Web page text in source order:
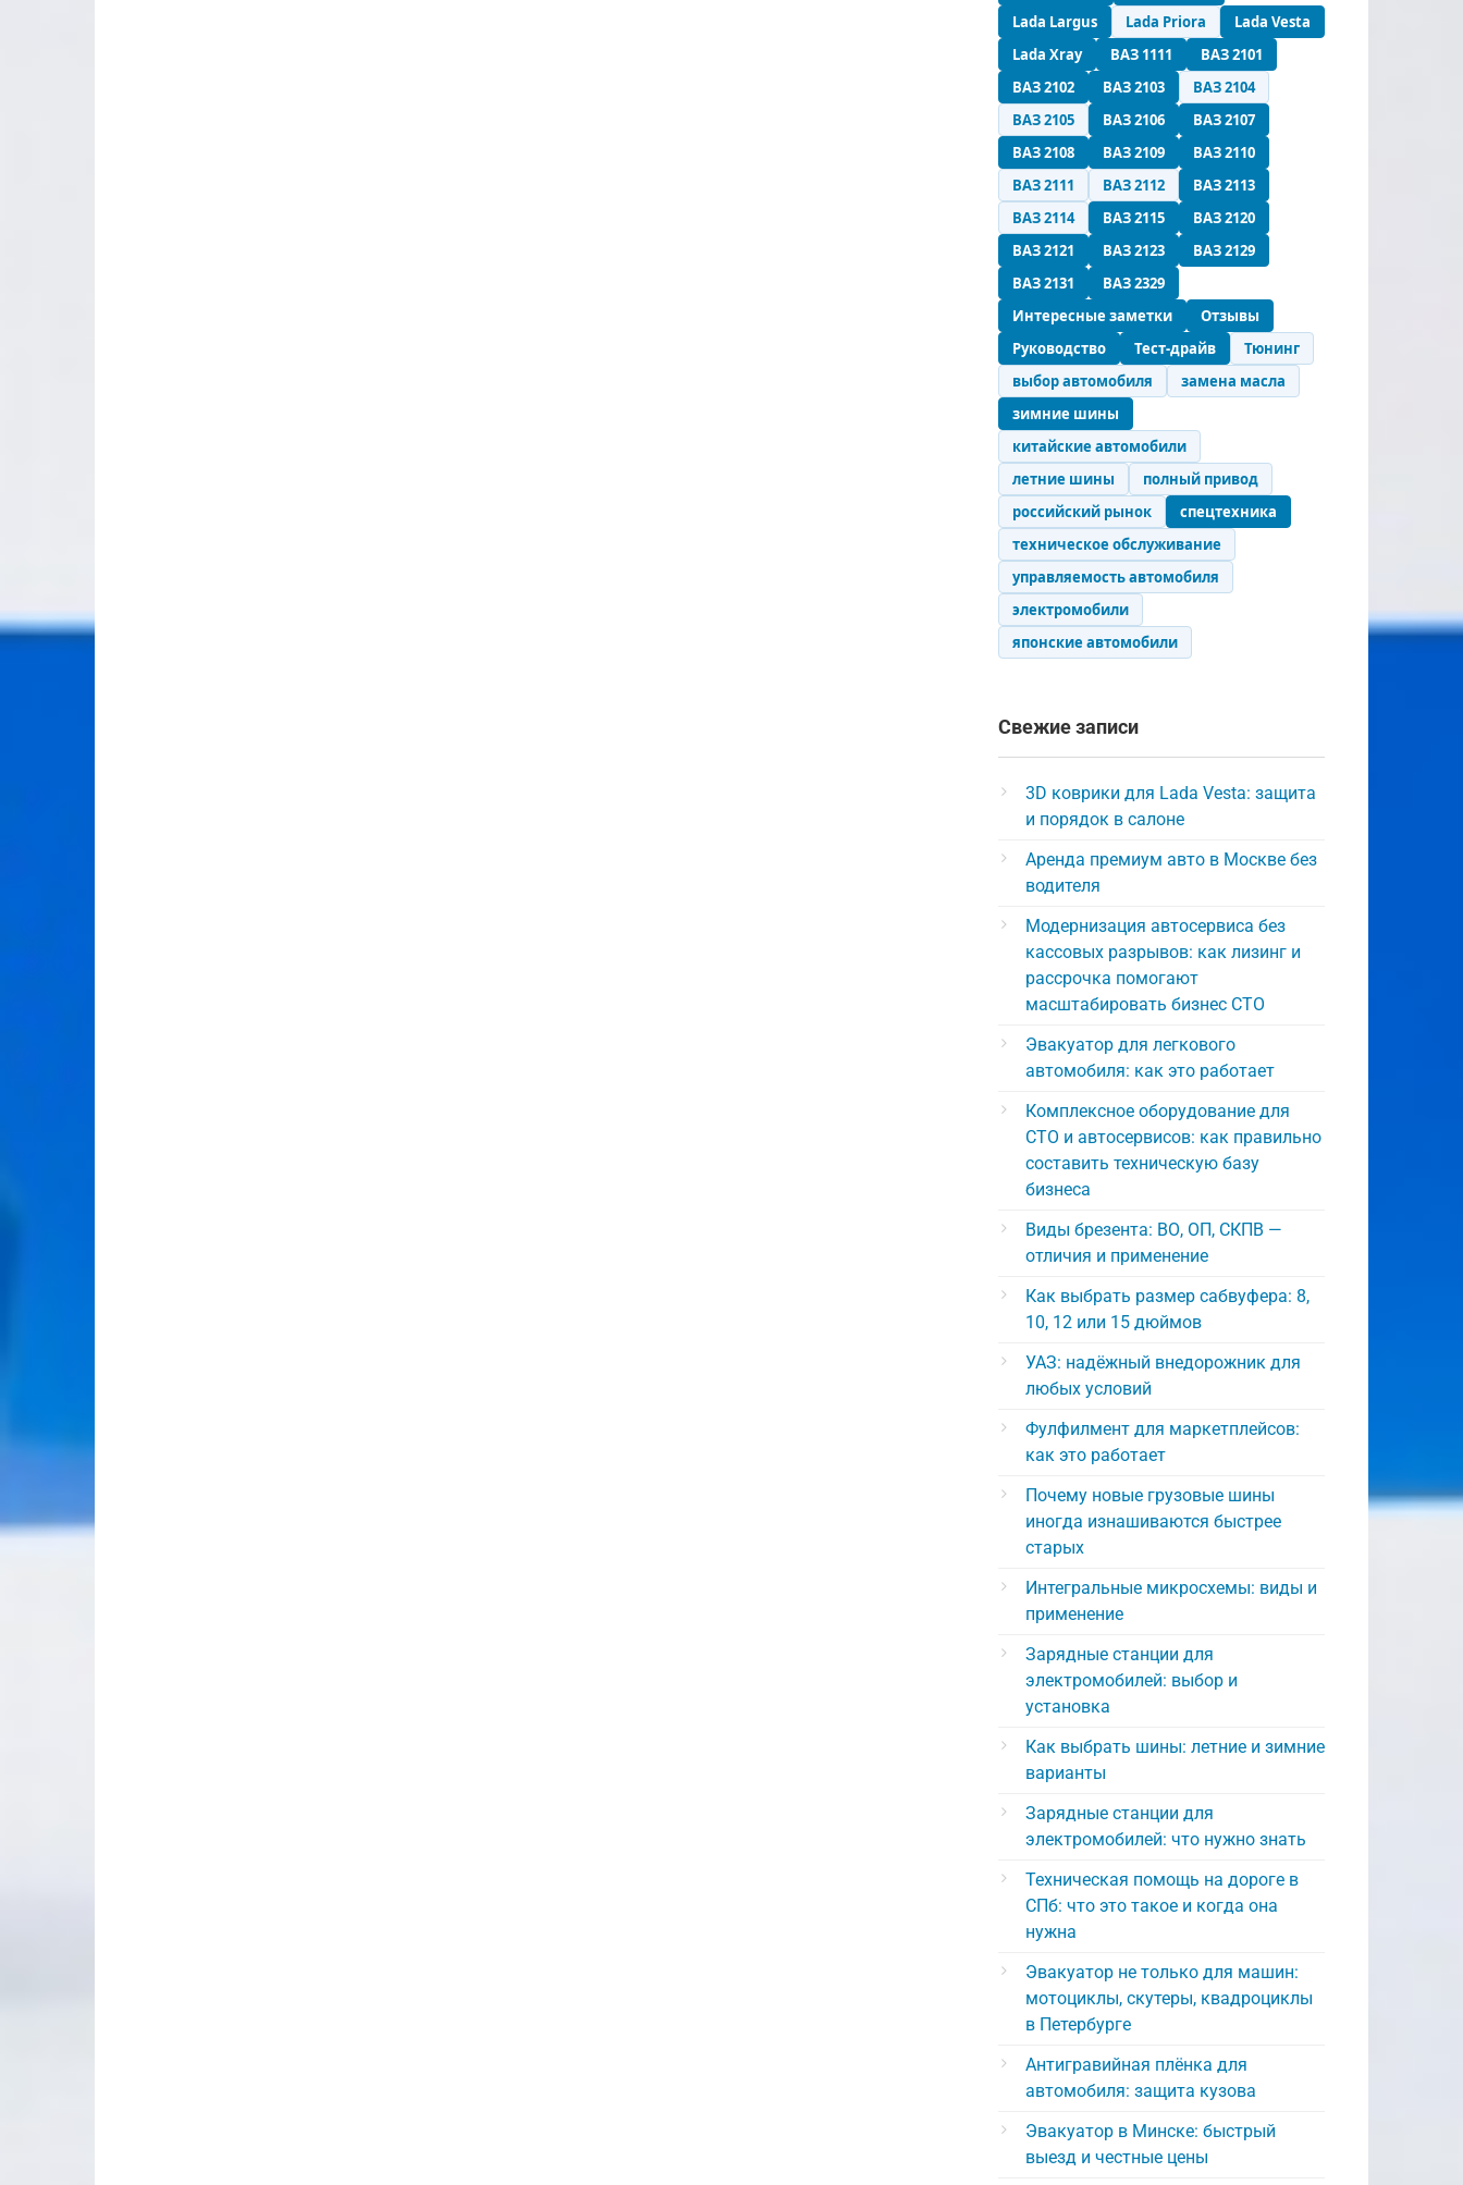
Lada Largus
Lada Priora
Lada Vesta
Lada Xray
ВАЗ 1111
ВАЗ 2101
ВАЗ 2102
ВАЗ 2103
ВАЗ 2104
ВАЗ 2105
ВАЗ 2106
ВАЗ 2107
ВАЗ 2108
ВАЗ 2109
ВАЗ 2110
ВАЗ 2111
ВАЗ 2112
ВАЗ 2113
ВАЗ 2114
ВАЗ 2115
ВАЗ 2120
ВАЗ 2121
ВАЗ 2123
ВАЗ 2129
ВАЗ 2131
ВАЗ 2329
Интересные заметки
Отзывы
Руководство
Тест-драйв
Тюнинг
выбор автомобиля
замена масла
зимние шины
китайские автомобили
летние шины
полный привод
российский рынок
спецтехника
техническое обслуживание
управляемость автомобиля
электромобили
японские автомобили
Свежие записи
3D коврики для Lada Vesta: защита
и порядок в салоне
Аренда премиум авто в Москве без
водителя
Модернизация автосервиса без
кассовых разрывов: как лизинг и
рассрочка помогают
масштабировать бизнес СТО
Эвакуатор для легкового
автомобиля: как это работает
Комплексное оборудование для
СТО и автосервисов: как правильно
составить техническую базу
бизнеса
Виды брезента: ВО, ОП, СКПВ —
отличия и применение
Как выбрать размер сабвуфера: 8,
10, 12 или 15 дюймов
УАЗ: надёжный внедорожник для
любых условий
Фулфилмент для маркетплейсов:
как это работает
Почему новые грузовые шины
иногда изнашиваются быстрее
старых
Интегральные микросхемы: виды и
применение
Зарядные станции для
электромобилей: выбор и
установка
Как выбрать шины: летние и зимние
варианты
Зарядные станции для
электромобилей: что нужно знать
Техническая помощь на дороге в
СПб: что это такое и когда она
нужна
Эвакуатор не только для машин:
мотоциклы, скутеры, квадроциклы
в Петербурге
Антигравийная плёнка для
автомобиля: защита кузова
Эвакуатор в Минске: быстрый
выезд и честные цены